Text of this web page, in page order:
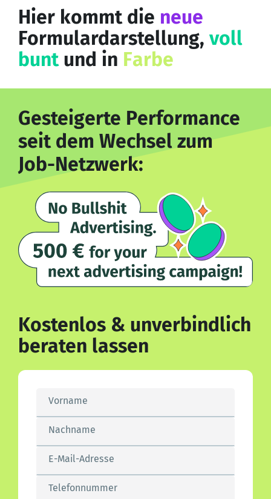
Hier kommt die neue
Formulardarstellung, voll
buntund in Farbe
Gesteigerte Performance
seit dem Wechsel zum
Job-Netzwerk:
Kostenlos & unverbindlich
beraten lassen
Vorname
Nachname
E-Mail-Adresse
Telefonnummer